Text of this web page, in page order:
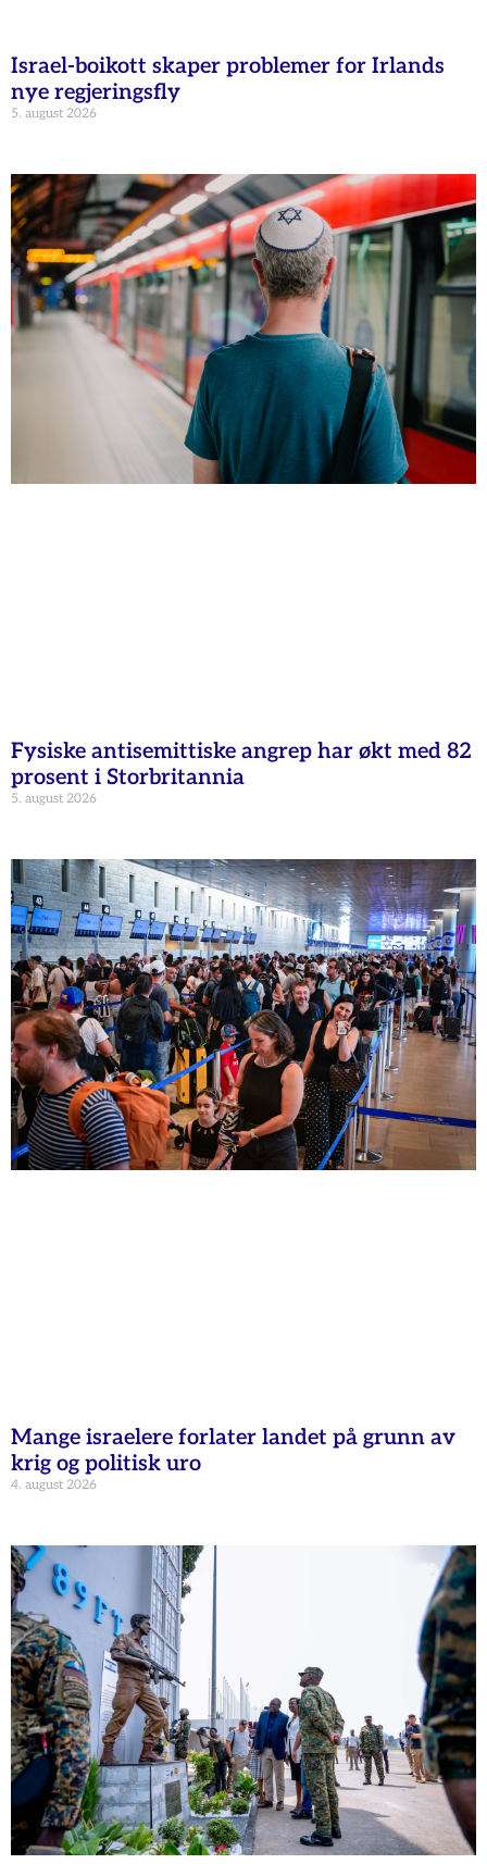
Israel-boikott skaper problemer for Irlands
nye regjeringsfly
5. august 2026
Fysiske antisemittiske angrep har økt med 82
prosent i Storbritannia
5. august 2026
Mange israelere forlater landet på grunn av
krig og politisk uro
4. august 2026